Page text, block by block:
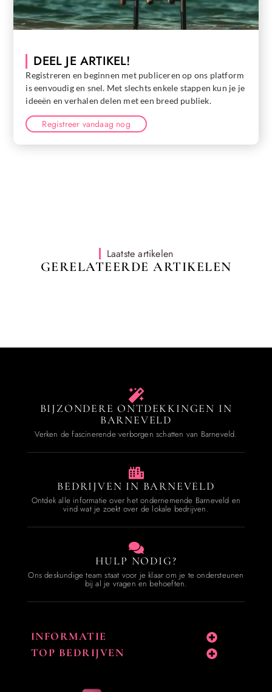
DEEL JE ARTIKEL!
Registreren en beginnen met publiceren op ons platform
is eenvoudig en snel. Met slechts enkele stappen kun je je
ideeën en verhalen delen met een breed publiek.
Registreer vandaag nog
Laatste artikelen
GERELATEERDE ARTIKELEN
BIJZONDERE ONTDEKKINGEN IN
BARNEVELD
Verken de fascinerende verborgen schatten van Barneveld.
BEDRIJVEN IN BARNEVELD
Ontdek alle informatie over het ondernemende Barneveld en
vind wat je zoekt over de lokale bedrijven.
HULP NODIG?
Ons deskundige team staat voor je klaar om je te ondersteunen
bij al je vragen en behoeften.
INFORMATIE
TOP BEDRIJVEN